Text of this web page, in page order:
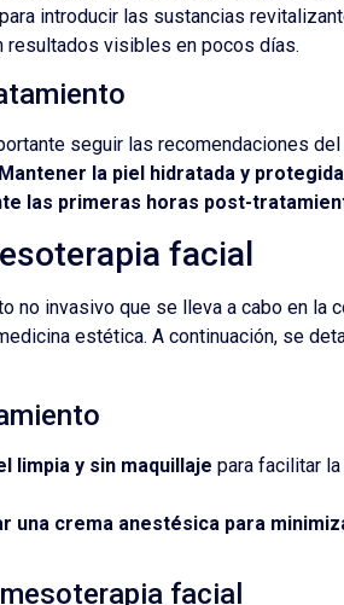
introducir las sustancias
resultados visibles en pocos días.
seguir las recomendaciones
Mantener la piel hidratada y
las primeras horas post-
facial
no invasivo que se lleva a cabo en la
estética. A continuación, se
limpia y sin maquillaje para facilitar
una crema anestésica para
facial